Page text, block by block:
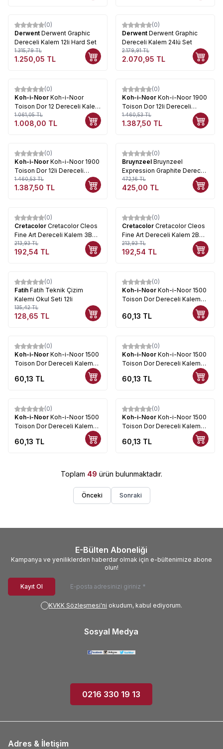
%5
(0)
Derwent Derwent Graphic
Dereceli Kalem 12li Hard Set
1.315,79TL
1.250,05 TL
%5
(0)
Derwent Derwent Graphic
Dereceli Kalem 24lü Set
2.179,91TL
2.070,95 TL
%5
(0)
Koh-i-Noor Koh-i-Noor
Toison Dor 12 Dereceli Kalem
Seti Art 8B-2H (1512N)
1.061,05TL
1.008,00 TL
%5
(0)
Koh-i-Noor Koh-i-Noor 1900
Toison Dor 12li Dereceli
Kalem 8B-2H (1912)
1.460,53TL
1.387,50 TL
%5
(0)
Koh-i-Noor Koh-i-Noor 1900
Toison Dor 12li Dereceli
Kalem 8B-8H (1902)
1.460,53TL
1.387,50 TL
%10
(0)
Bruynzeel Bruynzeel
Expression Graphite Dereceli
Kalem 6lı Set
472,16TL
425,00 TL
%10
(0)
Cretacolor Cretacolor Cleos
Fine Art Dereceli Kalem 3B
16003
213,93TL
192,54 TL
%10
(0)
Cretacolor Cretacolor Cleos
Fine Art Dereceli Kalem 2B
16002
213,93TL
192,54 TL
%5
(0)
Fatih Fatih Teknik Çizim
Kalemi Okul Seti 12li
135,42TL
128,65 TL
(0)
Koh-i-Noor Koh-i-Noor 1500
Toison Dor Dereceli Kalem
60,13 TL
(0)
Koh-i-Noor Koh-i-Noor 1500
Toison Dor Dereceli Kalem
60,13 TL
(0)
Koh-i-Noor Koh-i-Noor 1500
Toison Dor Dereceli Kalem
60,13 TL
(0)
Koh-i-Noor Koh-i-Noor 1500
Toison Dor Dereceli Kalem
60,13 TL
(0)
Koh-i-Noor Koh-i-Noor 1500
Toison Dor Dereceli Kalem
60,13 TL
Toplam 49 ürün bulunmaktadır.
Önceki Sonraki
E-Bülten Aboneliği
Kampanya ve yeniliklerden haberdar olmak için e-bültenimize abone
olun!
Kayıt Ol
KVKK Sözleşmesi'ni okudum, kabul ediyorum.
Sosyal Medya
0216 330 19 13
Adres & İletişim